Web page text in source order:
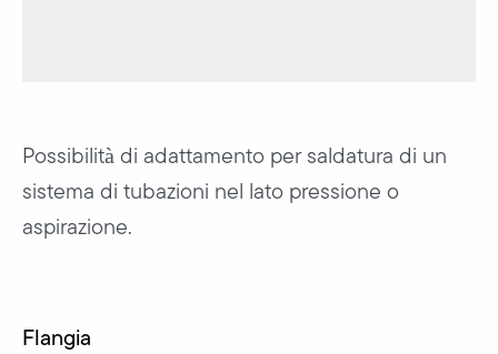
Possibilità di adattamento per saldatura di un
sistema di tubazioni nel lato pressione o
aspirazione.
Flangia